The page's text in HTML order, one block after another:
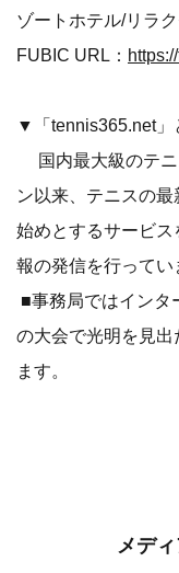
ゾートホテル/リラ
FUBIC URL：
▼「tennis365.net」
国内最大級のテニ
ン以来、テニスの
始めとするサービ
報の発信を行ってい
■事務局ではインタ
の大会で光明を見
ます。
メデ